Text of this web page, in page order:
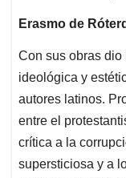
Erasmo de
Con sus obras
ideológica y
autores latinos.
entre el
crítica a la
supersticiosa y a